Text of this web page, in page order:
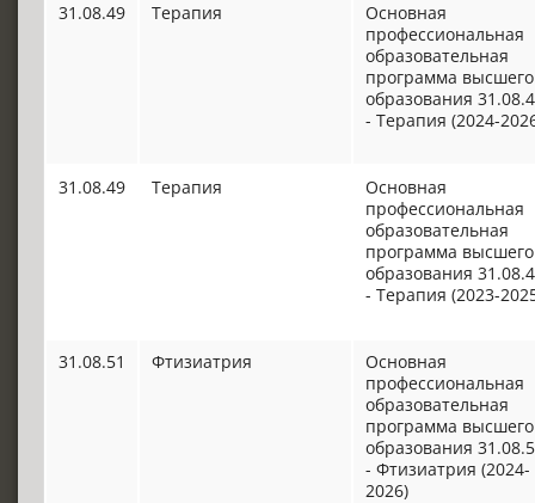
31.08.49
Терапия
Основная
профессиональная
образовательная
программа высшего
образования
- Терапия (2024-
31.08.49 Терапия
Основная
профессиональная
образовательная
программа высшего
образования
- Терапия (2023-
31.08.51 Фтизиатрия
Основная
профессиональная
образовательная
программа высшего
образования
- Фтизиатрия (2024-
2026)